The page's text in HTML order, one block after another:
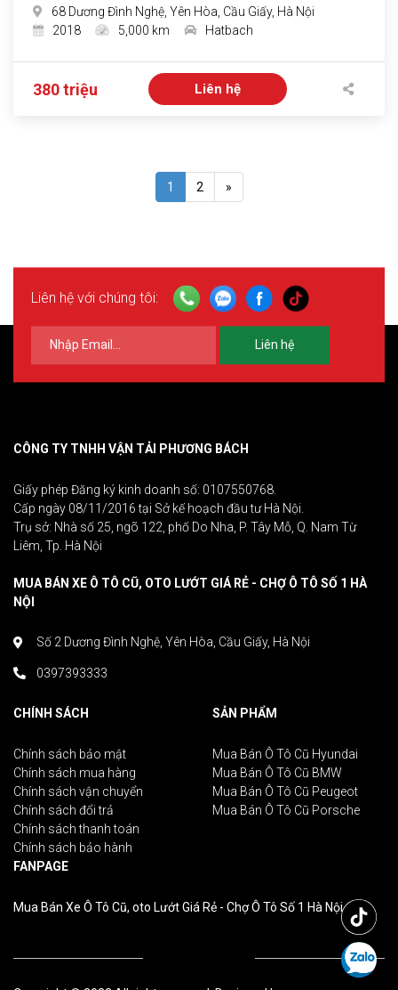
68 Dương Đình Nghệ, Yên Hòa, Cầu Giấy, Hà Nội
2018
5,000 km Hatbach
380 triệu Liên hệ
1 2 »
Liên hệ với chúng tôi:
Liên hệ
CÔNG TY TNHH VẬN TẢI PHƯƠNG BÁCH
Giấy phép Đăng ký kinh doanh số: 0107550768.
Cấp ngày 08/11/2016 tại Sở kế hoạch đầu tư Hà Nội.
Trụ sở: Nhà số 25, ngõ 122, phố Do Nha, P. Tây Mỗ, Q. Nam Từ
Liêm, Tp. Hà Nội
MUA BÁN XE Ô TÔ CŨ, OTO LƯỚT GIÁ RẺ - CHỢ Ô TÔ SỐ 1 HÀ
NỘI
Số 2 Dương Đình Nghệ, Yên Hòa, Cầu Giấy, Hà Nội
0397393333
CHÍNH SÁCH
Chính sách bảo mật
Chính sách mua hàng
Chính sách vận chuyển
Chính sách đổi trả
Chính sách thanh toán
Chính sách bảo hành
SẢN PHẨM
Mua Bán Ô Tô Cũ Hyundai
Mua Bán Ô Tô Cũ BMW
Mua Bán Ô Tô Cũ Peugeot
Mua Bán Ô Tô Cũ Porsche
FANPAGE
Mua Bán Xe Ô Tô Cũ, oto Lướt Giá Rẻ - Chợ Ô Tô Số 1 Hà Nội